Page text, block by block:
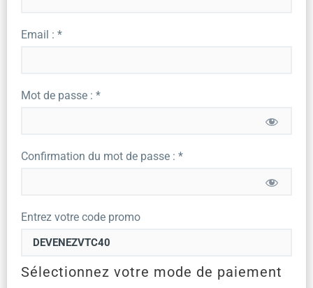
Email : *
Mot de passe : *
Confirmation du mot de passe : *
Entrez votre code promo
Sélectionnez votre mode de paiement